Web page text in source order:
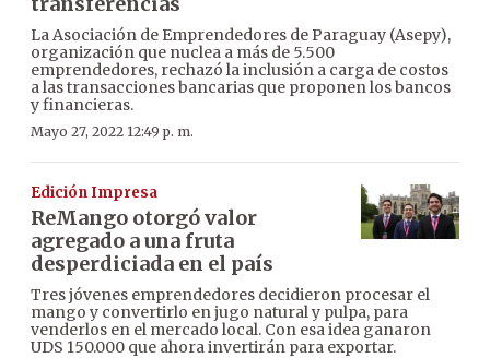
La Asociación de Emprendedores de Paraguay (Asepy),
organización que nuclea a más de 5.500
emprendedores, rechazó la inclusión a carga de costos
a las transacciones bancarias que proponen los bancos
y financieras.
Mayo 27, 2022 12:49 p. m.
Edición Impresa
ReMango otorgó valor
agregado a una fruta
desperdiciada en el país
Tres jóvenes emprendedores decidieron procesar el
mango y convertirlo en jugo natural y pulpa, para
venderlos en el mercado local. Con esa idea ganaron
UDS 150.000 que ahora invertirán para exportar.